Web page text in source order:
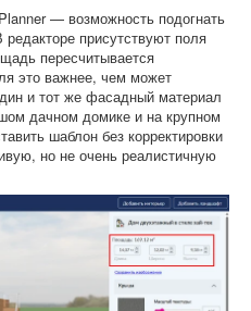
— возможность подогнать
присутствуют поля
пересчитывается
это важнее, чем может
и тот же фасадный материал
дачном домике и на крупном
шаблон без корректировки
но не очень реалистичную